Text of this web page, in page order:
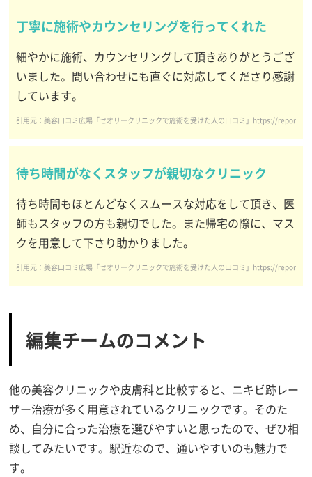
丁寧に施術やカウンセリングを行ってくれた
細やかに施術、カウンセリングして頂きありがとうござ
いました。問い合わせにも直ぐに対応してくださり感謝
しています。
引用元：美容口コミ広場「セオリークリニックで施術を受けた人の口コミ」https://
待ち時間がなくスタッフが親切なクリニック
待ち時間もほとんどなくスムースな対応をして頂き、医
師もスタッフの方も親切でした。また帰宅の際に、マス
クを用意して下さり助かりました。
引用元：美容口コミ広場「セオリークリニックで施術を受けた人の口コミ」https://
編集チームのコメント
他の美容クリニックや皮膚科と比較すると、ニキビ跡レー
ザー治療が多く用意されているクリニックです。そのた
め、自分に合った治療を選びやすいと思ったので、ぜひ相
談してみたいです。駅近なので、通いやすいのも魅力で
す。